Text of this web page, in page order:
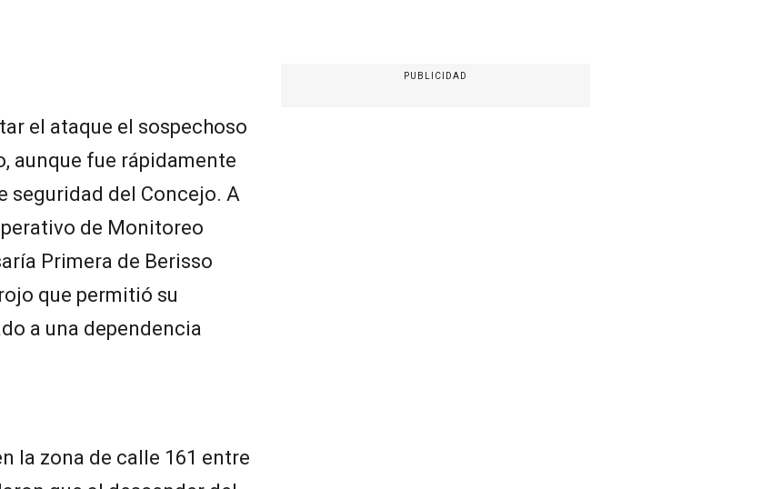
el ataque el sospechoso
aunque fue rápidamente
seguridad del Concejo. A
de Monitoreo
Primera de Berisso
que permitió su
a una dependencia
la zona de calle 161 entre
PUBLICIDAD